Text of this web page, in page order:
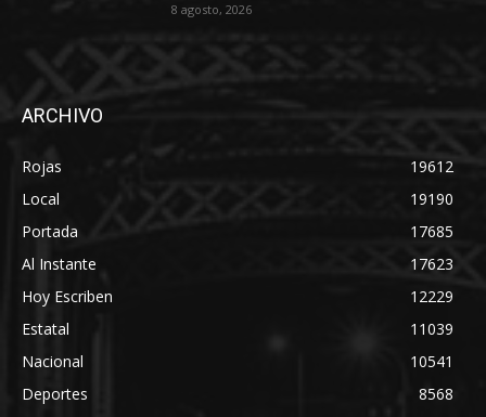
8 agosto, 2026
ARCHIVO
Rojas
19612
Local
19190
Portada
17685
Al Instante
17623
Hoy Escriben
12229
Estatal
11039
Nacional
10541
Deportes
8568